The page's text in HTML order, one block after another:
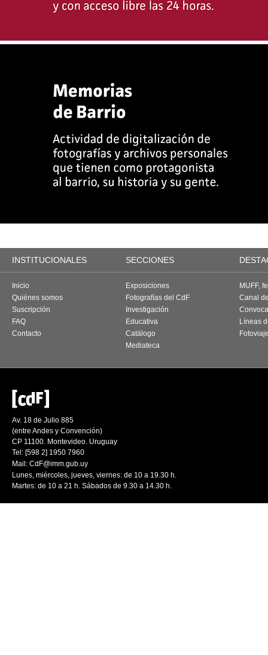
INSTITUCIONALES SECCIONES
Inicio
Quiénes somos
Suscripción
FAQ
Contacto
Exposiciones
Fotografías del CdF
Investigación
Educativa
Catálogo
Mediateca
MUFF,
Canal
Líneas
Av. 18 de Julio 885
(entre Andes y Convención)
CP 11100. Montevideo. Uruguay
Tel: [598 2] 1950 7960
Mail: CdF@imm.gub.uy
Lunes, miércoles, jueves, viernes: de 10 a 19.30 h.
Martes: de 10 a 21 h. Sábados de 9.30 a 14.30 h.